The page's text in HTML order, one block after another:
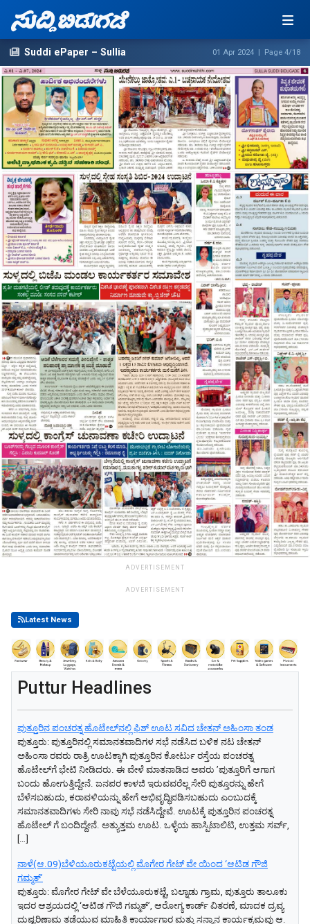
ADVERTISEMENT
Suddi ePaper – Sullia 01 Apr 2024 | Page 4/18
ADVERTISEMENT
Latest News
Puttur Headlines
ಪುತ್ತೂರಿನ ಪಂಚರತ್ನ ಹೊಟೇಲ್‌ನಲ್ಲಿ ಫಿಶ್‌ ಊಟ ಸವಿದ ಚೇತನ್‌ ಅಹಿಂಸಾ ತಂಡ
ಪುತ್ತೂರು: ಪುತ್ತೂರಿನಲ್ಲಿ ಸಮಾನತವಾದಿಗಳ ಸಭೆ ನಡೆಸಿದ ಬಳಿಕ ನಟ ಚೇತನ್‌
ಅಹಿಂಸಾ ರವರು ರಾತ್ರಿ ಊಟಕ್ಕಾಗಿ ಪುತ್ತೂರಿನ ಕೋರ್ಟು ರಸ್ತೆಯ ಪಂಚರತ್ನ
ಹೊಟೇಲ್‌ಗೆ ಭೇಟಿ ನೀಡಿದರು. ಈ ವೇಳೆ ಮಾತನಾಡಿದ ಅವರು ʼಪುತ್ತೂರಿಗೆ ಆಗಾಗ
ಬಂದು ಹೋಗುತ್ತಿದ್ದೇನೆ. ಜನಪರ ಕಾಳಜಿ ಇರುವವರೆಲ್ಲ ಸೇರಿ ಪುತ್ತೂರನ್ನು ಹೇಗೆ
ಬೆಳೆಸಬಹುದು, ಕರಾವಳಿಯನ್ನು ಹೇಗೆ ಅಭಿವೃದ್ಧಿಪಡಿಸಬಹುದು ಎಂಬುದಕ್ಕೆ
ಸಮಾನತವಾದಿಗಳು ಸೇರಿ ನಾವು ಸಭೆ ನಡೆಸಿದ್ದೇವೆ. ಊಟಕ್ಕೆ ಪುತ್ತೂರಿನ ಪಂಚರತ್ನ
ಹೊಟೇಲ್‌ ಗೆ ಬಂದಿದ್ದೇನೆ. ಅತ್ಯುತ್ತಮ ಊಟ. ಒಳ್ಳೆಯ ಹಾಸ್ಪಿಟಾಲಿಟಿ, ಉತ್ತಮ ಸರ್ವ್‌,
ನಾಳೆ(ಆ.09)ಬೆಳಿಯೂರುಕಟ್ಟೆಯಲ್ಲಿ ಮೊಗೇರ ಗೇಟ್ ವೇ ಯಿಂದ ‘ಆಟಿಡ ಗೌಜಿ
ಗಮ್ಮತ್’
​ಪುತ್ತೂರು: ಮೊಗೇರ ಗೇಟ್ ವೇ ಬೆಳೆಯೂರುಕಟ್ಟೆ, ಬಲ್ನಾಡು ಗ್ರಾಮ, ಪುತ್ತೂರು ತಾಲೂಕು
ಇದರ ಆಶ್ರಯದಲ್ಲಿ ‘ಆಟಿಡ ಗೌಜಿ ಗಮ್ಮತ್’, ಆರೋಗ್ಯ ಕಾರ್ಡ್ ವಿತರಣೆ, ಮಾದಕ ದ್ರವ್ಯ
ದುಷ್ಟರಿಣಾಮ ತಡೆಯುವ ಮಾಹಿತಿ ಕಾರ್ಯಾಗಾರ ಮತ್ತು ಸನ್ಮಾನ ಕಾರ್ಯಕ್ರಮವು ಆ.